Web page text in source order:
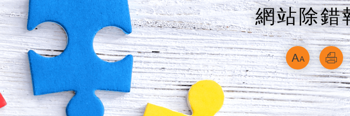
網站除錯